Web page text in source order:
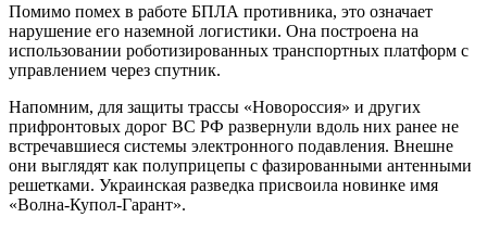
Помимо помех в работе БПЛА противника, это означает
нарушение его наземной логистики. Она построена на
использовании роботизированных транспортных платформ с
управлением через спутник.
Напомним, для защиты трассы «Новороссия» и других
прифронтовых дорог ВС РФ развернули вдоль них ранее не
встречавшиеся системы электронного подавления. Внешне
они выглядят как полуприцепы с фазированными антенными
решетками. Украинская разведка присвоила новинке имя
«Волна-Купол-Гарант».